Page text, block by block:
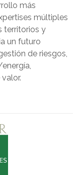
más
múltiples
territorios y
un futuro
de riesgos,